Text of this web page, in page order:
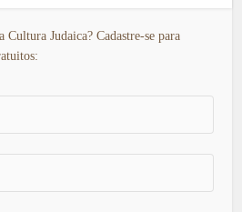
Cultura Judaica? Cadastre-se para